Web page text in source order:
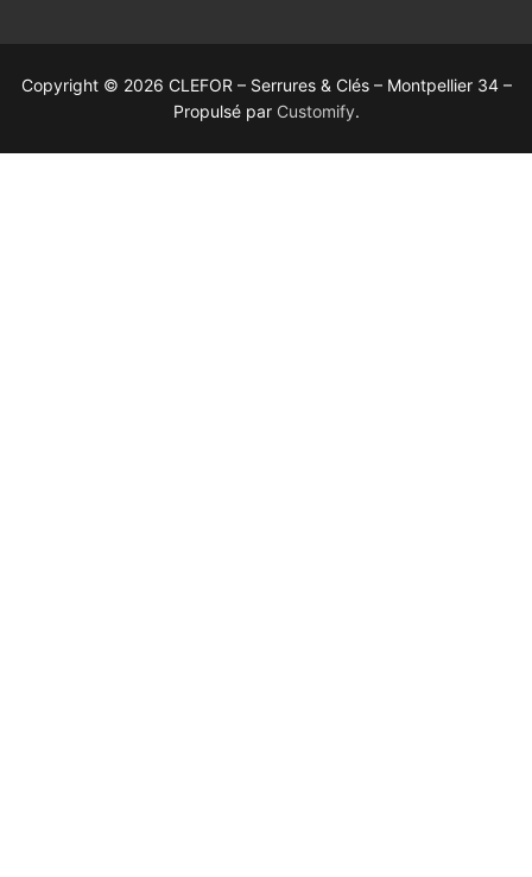
Copyright © 2026 CLEFOR – Serrures & Clés – Montpellier 34 –
Propulsé par Customify.